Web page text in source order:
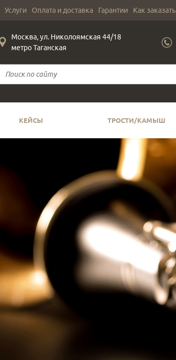
Услуги Оплата и доставка Гарантии Как заказать
Москва, ул. Николоямская 44/18
метро Таганская
КЕЙСЫ ТРОСТИ/КАМЫШ